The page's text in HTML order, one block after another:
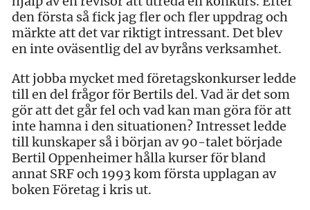
den första så fick jag fler och fler uppdrag och
märkte att det var riktigt intressant. Det blev
en inte oväsentlig del av byråns verksamhet.
Att jobba mycket med företagskonkurser ledde
till en del frågor för Bertils del. Vad är det som
gör att det går fel och vad kan man göra för att
inte hamna i den situationen? Intresset ledde
till kunskaper så i början av 90-talet började
Bertil Oppenheimer hålla kurser för bland
annat SRF och 1993 kom första upplagan av
boken Företag i kris ut.